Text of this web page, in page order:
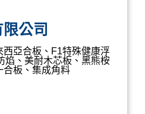
公司
亞合板、F1特殊健康浮
焰、美耐木芯板、黑熊桉
合板、集成角料